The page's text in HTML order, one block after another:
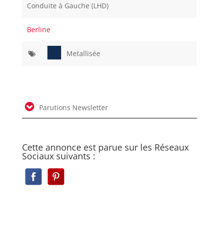
Conduite à Gauche (LHD)
Berline
Metallisée
Parutions Newsletter
Cette annonce est parue sur les Réseaux
Sociaux suivants :